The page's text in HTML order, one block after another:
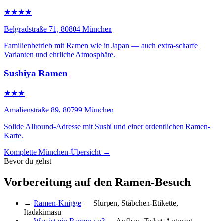
★★★★
Belgradstraße 71, 80804 München
Familienbetrieb mit Ramen wie in Japan — auch extra-scharfe
Varianten und ehrliche Atmosphäre.
Sushiya Ramen
★★★
Amalienstraße 89, 80799 München
Solide Allround-Adresse mit Sushi und einer ordentlichen Ramen-
Karte.
Komplette München-Übersicht →
Bevor du gehst
Vorbereitung auf den Ramen-Besuch
→ Ramen-Knigge — Slurpen, Stäbchen-Etikette,
Itadakimasu